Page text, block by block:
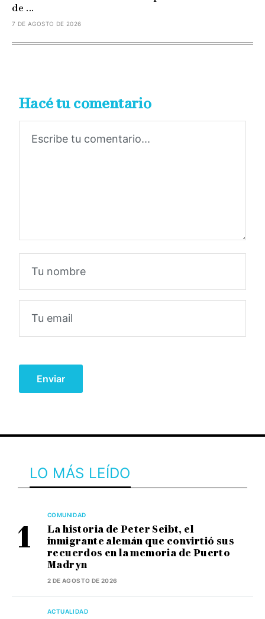
de ...
7 DE AGOSTO DE 2026
Hacé tu comentario
LO MÁS LEÍDO
COMUNIDAD
La historia de Peter Seibt, el
inmigrante alemán que convirtió sus
recuerdos en la memoria de Puerto
Madryn
2 DE AGOSTO DE 2026
ACTUALIDAD